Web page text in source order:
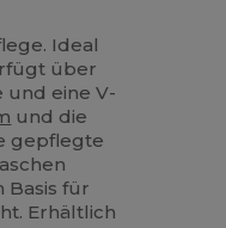
Ideal
über
und eine V-
und die
gepflegte
Basis für
Erhältlich